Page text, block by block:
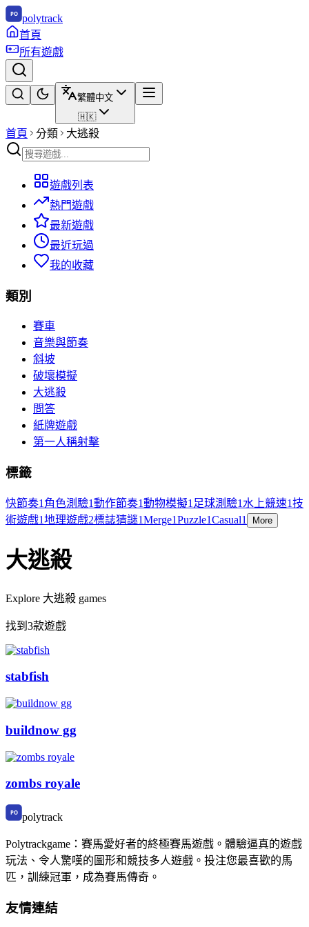
polytrack
首頁
所有遊戲
繁體中文
🇭🇰
首頁 分類 大逃殺
遊戲列表
熱門遊戲
最新遊戲
最近玩過
我的收藏
類別
賽車
音樂與節奏
斜坡
破壞模擬
大逃殺
問答
紙牌遊戲
第一人稱射擊
標籤
快節奏1 角色測驗1動作節奏1動物模擬1 足球測驗1 水上競速1技
術遊戲1地理遊戲2標誌猜謎1Merge1Puzzle1Casual1 More
大逃殺
Explore 大逃殺 games
找到3款遊戲
stabfish
buildnow gg
zombs royale
polytrack
Polytrackgame：賽馬愛好者的終極賽馬遊戲。體驗逼真的遊戲
玩法、令人驚嘆的圖形和競技多人遊戲。投注您最喜歡的馬
匹，訓練冠軍，成為賽馬傳奇。
友情連結